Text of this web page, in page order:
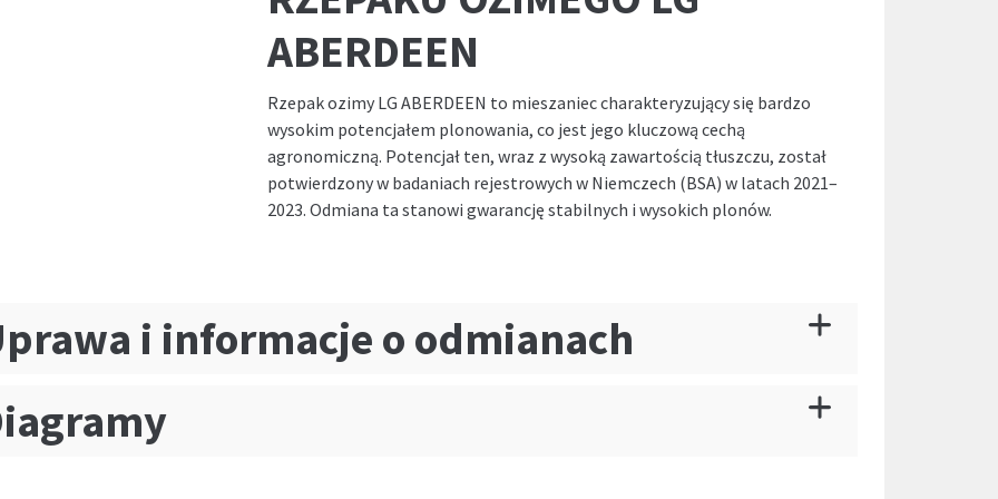
ABERDEEN
Rzepak ozimy LG ABERDEEN to mieszaniec charakteryzujący się bardzo
wysokim potencjałem plonowania, co jest jego kluczową cechą
agronomiczną. Potencjał ten, wraz z wysoką zawartością tłuszczu, został
potwierdzony w badaniach rejestrowych w Niemczech (BSA) w latach 2021–
2023. Odmiana ta stanowi gwarancję stabilnych i wysokich plonów.
i informacje o odmianach